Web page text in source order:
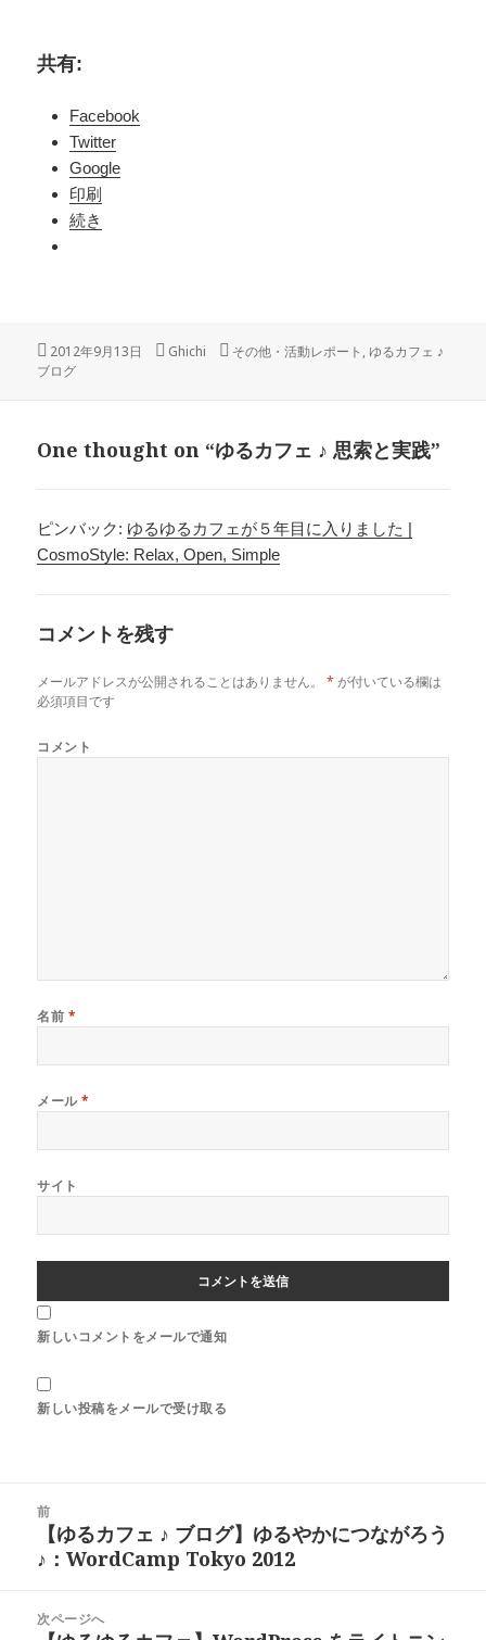
共有:
Facebook
Twitter
Google
印刷
続き
投
稿
2012年9月13日
作
Ghichi
カ
その他・活動レポート ,ゆるカフェ ♪
ブログ
One thought on “ゆるカフェ ♪ 思索と実践”
ピンバック: ゆるゆるカフェが５年目に入りました |
CosmoStyle: Relax, Open, Simple
コメントを残す
メールアドレスが公開されることはありません。 * が付いている欄は
必須項目です
コメント
名前 *
メール*
サイト
新しいコメントをメールで通知
新しい投稿をメールで受け取る
前
前
の
稿:
【ゆるカフェ ♪ ブログ】ゆるやかにつながろう
♪：WordCamp Tokyo 2012
次ページへ